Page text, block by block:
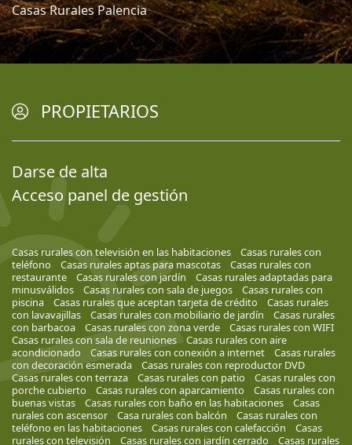
Casas Rurales Palencia
PROPIETARIOS
Darse de alta
Acceso panel de gestión
Casas rurales con televisión en las habitaciones
Casas rurales con
teléfono
Casas rurales aptas para mascotas
Casas rurales con
restaurante
Casas rurales con jardín
Casas rurales adaptadas para
minusválidos
Casas rurales con sala de juegos
Casas rurales con
piscina
Casas rurales que aceptan tarjeta de crédito
Casas rurales
con lavavajillas
Casas rurales con mobiliario de jardín
Casas rurales
con barbacoa
Casas rurales con zona verde
Casas rurales con WIFI
Casas rurales con sala de reuniones
Casas rurales con aire
acondicionado
Casas rurales con conexión a internet
Casas rurales
con decoración esmerada
Casas rurales con reproductor DVD
Casas rurales con terraza
Casas rurales con patio
Casas rurales con
porche cubierto
Casas rurales con aparcamiento
Casas rurales con
buenas vistas
Casas rurales con baño en las habitaciones
Casas
rurales con ascensor
Casa rurales con balcón
Casas rurales con
teléfono en las habitaciones
Casas rurales con calefacción
Casas
rurales con televisión
Casas rurales con jardín cerrado Casas rurales